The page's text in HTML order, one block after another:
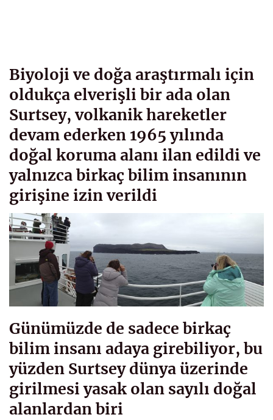
Biyoloji ve doğa araştırmalı için
oldukça elverişli bir ada olan
Surtsey, volkanik hareketler
devam ederken 1965 yılında
doğal koruma alanı ilan edildi ve
yalnızca birkaç bilim insanının
girişine izin verildi
Günümüzde de sadece birkaç
bilim insanı adaya girebiliyor, bu
yüzden Surtsey dünya üzerinde
girilmesi yasak olan sayılı doğal
alanlardan biri